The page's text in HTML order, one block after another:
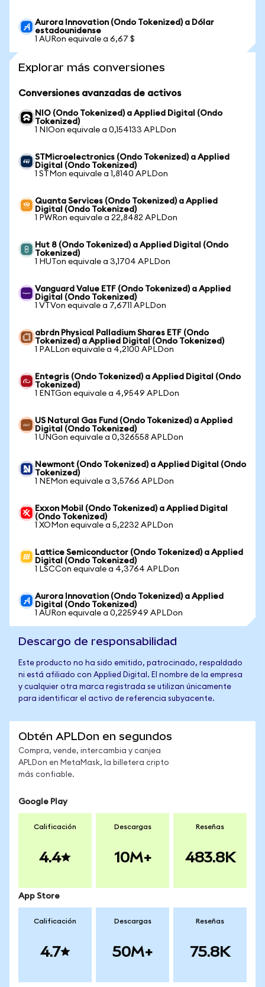
Aurora Innovation (Ondo Tokenized) a Dólar
estadounidense
1 AURon equivale a 6,67 $
Explorar más conversiones
Conversiones avanzadas de activos
NIO (Ondo Tokenized) a Applied Digital (Ondo
Tokenized)
1 NIOon equivale a 0,154133 APLDon
STMicroelectronics (Ondo Tokenized) a Applied
Digital (Ondo Tokenized)
1 STMon equivale a 1,8140 APLDon
Quanta Services (Ondo Tokenized) a Applied
Digital (Ondo Tokenized)
1 PWRon equivale a 22,8482 APLDon
Hut 8 (Ondo Tokenized) a Applied Digital (Ondo
Tokenized)
1 HUTon equivale a 3,1704 APLDon
Vanguard Value ETF (Ondo Tokenized) a Applied
Digital (Ondo Tokenized)
1 VTVon equivale a 7,6711 APLDon
abrdn Physical Palladium Shares ETF (Ondo
Tokenized) a Applied Digital (Ondo Tokenized)
1 PALLon equivale a 4,2100 APLDon
Entegris (Ondo Tokenized) a Applied Digital (Ondo
Tokenized)
1 ENTGon equivale a 4,9549 APLDon
US Natural Gas Fund (Ondo Tokenized) a Applied
Digital (Ondo Tokenized)
1 UNGon equivale a 0,326558 APLDon
Newmont (Ondo Tokenized) a Applied Digital (Ondo
Tokenized)
1 NEMon equivale a 3,5766 APLDon
Exxon Mobil (Ondo Tokenized) a Applied Digital
(Ondo Tokenized)
1 XOMon equivale a 5,2232 APLDon
Lattice Semiconductor (Ondo Tokenized) a Applied
Digital (Ondo Tokenized)
1 LSCCon equivale a 4,3764 APLDon
Aurora Innovation (Ondo Tokenized) a Applied
Digital (Ondo Tokenized)
1 AURon equivale a 0,225949 APLDon
Descargo de responsabilidad
Este producto no ha sido emitido, patrocinado, respaldado
ni está afiliado con Applied Digital. El nombre de la empresa
y cualquier otra marca registrada se utilizan únicamente
para identificar el activo de referencia subyacente.
Obtén APLDon en segundos
Compra, vende, intercambia y canjea
APLDon en MetaMask, la billetera cripto
más confiable.
Google Play
Calificación
4.4
Descargas
10M+
Reseñas
483.8K
App Store
Calificación
4.7
Descargas
50M+
Reseñas
75.8K